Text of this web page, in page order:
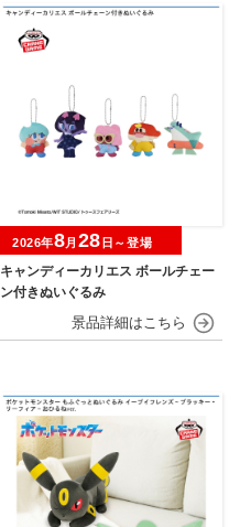
キャンディーカリエス ボールチェー
ン付きぬいぐるみ
2026年8月 28 日～登場